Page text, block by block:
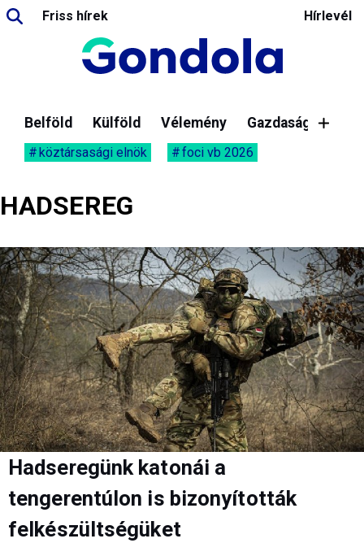
Friss hírek Hírlevél
Belföld Külföld Vélemény Gazdaság
köztársasági elnök foci vb 2026
HADSEREG
Hadseregünk katonái a
tengerentúlon is bizonyították
felkészültségüket